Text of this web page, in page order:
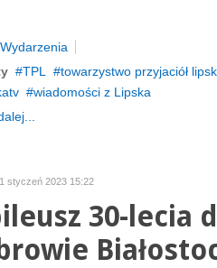
Wydarzenia
TPL towarzystwo przyjaciół
wiadomości z Lipska
styczeń 2023 15:22
30-lecia